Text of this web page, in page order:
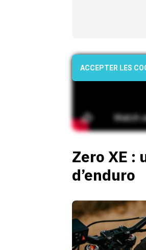
ACCEPTER LES
Zero XE :
d’enduro